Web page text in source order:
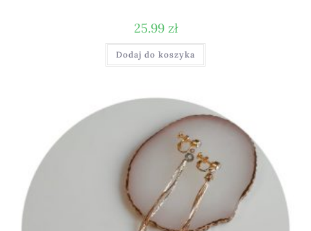
25.99 zł
Dodaj do koszyka